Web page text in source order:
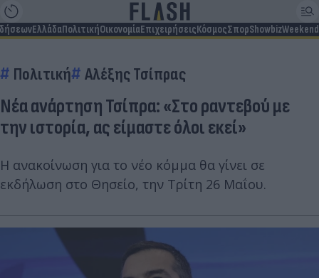
ΕλλάδαΠολιτικήΟικονομίαΕπιχειρήσειςΚόσμοςΣπορShowbizWeekend
Πολιτική Αλέξης Τσίπρας
Νέα ανάρτηση Τσίπρα: «Στο ραντεβού με
την ιστορία, ας είμαστε όλοι εκεί»
Η ανακοίνωση για το νέο κόμμα θα γίνει σε
εκδήλωση στο Θησείο, την Τρίτη 26 Μαΐου.